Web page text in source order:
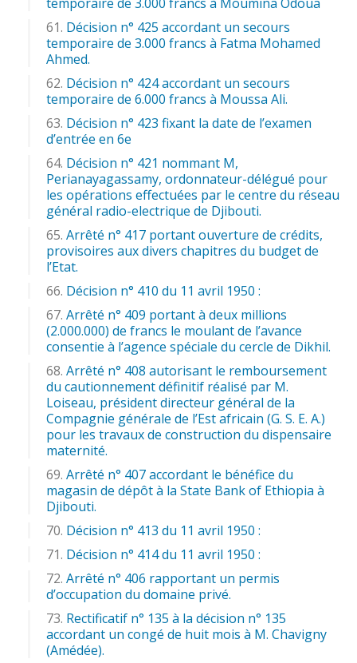
Décision n° 425 accordant un secours
temporaire de 3.000 francs à Fatma Mohamed
Ahmed.
Décision n° 424 accordant un secours
temporaire de 6.000 francs à Moussa Ali.
Décision n° 423 fixant la date de l’examen
d’entrée en 6e
Décision n° 421 nommant M,
Perianayagassamy, ordonnateur-délégué pour
les opérations effectuées par le centre du réseau
général radio-electrique de Djibouti.
Arrêté n° 417 portant ouverture de crédits,
provisoires aux divers chapitres du budget de
l’Etat.
Décision n° 410 du 11 avril 1950 :
Arrêté n° 409 portant à deux millions
(2.000.000) de francs le moulant de l’avance
consentie à l’agence spéciale du cercle de Dikhil.
Arrêté n° 408 autorisant le remboursement
du cautionnement définitif réalisé par M.
Loiseau, président directeur général de la
Compagnie générale de l’Est africain (G. S. E. A.)
pour les travaux de construction du dispensaire
maternité.
Arrêté n° 407 accordant le bénéfice du
magasin de dépôt à la State Bank of Ethiopia à
Djibouti.
Décision n° 413 du 11 avril 1950 :
Décision n° 414 du 11 avril 1950 :
Arrêté n° 406 rapportant un permis
d’occupation du domaine privé.
Rectificatif n° 135 à la décision n° 135
accordant un congé de huit mois à M. Chavigny
(Amédée).